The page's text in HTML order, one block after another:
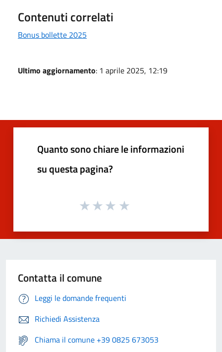
Contenuti correlati
Bonus bollette 2025
Ultimo aggiornamento: 1 aprile 2025, 12:19
Quanto sono chiare le informazioni
su questa pagina?
Contatta il comune
Leggi le domande frequenti
Richiedi Assistenza
Chiama il comune +39 0825 673053